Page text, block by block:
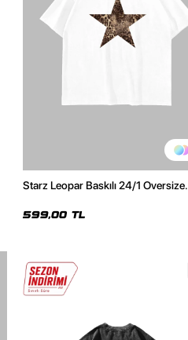
Starz Leopar Baskılı 24/1 Oversize
599,00 TL